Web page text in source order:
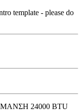
template - please do
24000 BTU